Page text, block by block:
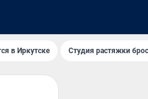
в Иркутске Студия растяжки